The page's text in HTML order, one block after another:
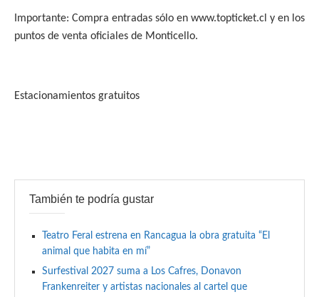
Importante: Compra entradas sólo en www.topticket.cl y en los
puntos de venta oficiales de Monticello.
Estacionamientos gratuitos
También te podría gustar
Teatro Feral estrena en Rancagua la obra gratuita “El
animal que habita en mí”
Surfestival 2027 suma a Los Cafres, Donavon
Frankenreiter y artistas nacionales al cartel que